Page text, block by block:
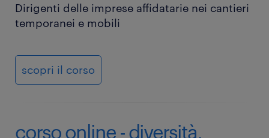
Dirigenti delle imprese affidatarie nei cantieri
temporanei e mobili
scopri il corso
corso online - diversità,